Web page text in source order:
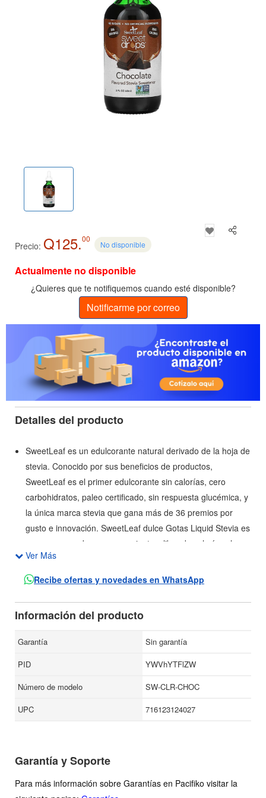
Precio: Q125.00
No disponible
Actualmente no disponible
¿Quieres que te notifiquemos cuando esté disponible?
Notificarme por correo
Detalles del producto
SweetLeaf es un edulcorante natural derivado de la hoja de
stevia. Conocido por sus beneficios de productos,
SweetLeaf es el primer edulcorante sin calorías, cero
carbohidratos, paleo certificado, sin respuesta glucémica, y
la única marca stevia que gana más de 36 premios por
gusto e innovación. SweetLeaf dulce Gotas Liquid Stevia es
una manera sabrosa, conveniente y libre de calorías al
agua sabor, yogur, cereales, batidos, café, y mucho más.
Ver Más
Recibe ofertas y novedades en WhatsApp
Información del producto
Garantía
Sin garantía
PID
YWVhYTFlZW
Número de modelo
SW-CLR-CHOC
UPC
716123124027
Garantía y Soporte
Para más información sobre Garantías en Pacifiko visitar la